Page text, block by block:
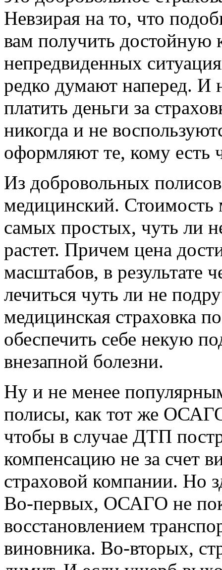
Невзирая на то, что
вам получить достойную
непредвиденных
редко думают наперед. И
платить деньги за
никогда и не
оформляют те, кому есть
Из добровольных
медицинский. Стоимость
самых простых, чуть ли
растет. Причем цена
масштабов, в результате
лечиться чуть ли не
медицинская страховка
обеспечить себе некую
внезапной болезни.
Ну и не менее
полисы, как тот же
чтобы в случае ДТП
компенсацию не за счет
страховой компании. Но
Во-первых, ОСАГО не
восстановлением
виновника. Во-вторых,